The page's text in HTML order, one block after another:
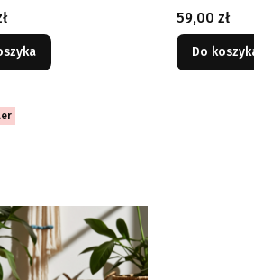
Cena
59,00 zł
Do